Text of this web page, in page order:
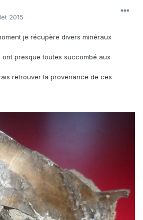
2015
je récupère divers minéraux
ont presque toutes succombé aux
retrouver la provenance de ces